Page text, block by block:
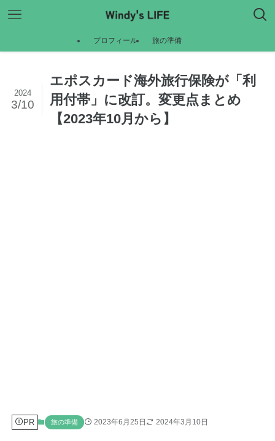
プロフィール 旅の準備
エポスカード海外旅行保険が「利
用付帯」に改訂。変更点まとめ
【2023年10月から】
2024
3/10
PR 旅の準備 2023年6月25日 2024年3月10日